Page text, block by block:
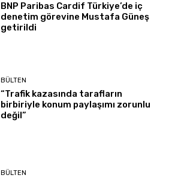
BNP Paribas Cardif Türkiye’de iç
denetim görevine Mustafa Güneş
getirildi
BÜLTEN
“Trafik kazasında tarafların
birbiriyle konum paylaşımı zorunlu
değil”
BÜLTEN